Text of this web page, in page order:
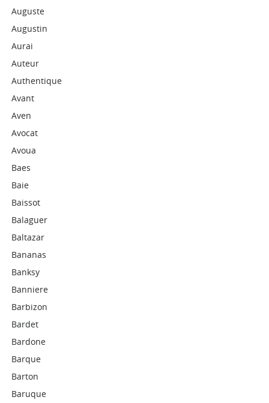
Auguste
Augustin
Aurai
Auteur
Authentique
Avant
Aven
Avocat
Avoua
Baes
Baie
Baissot
Balaguer
Baltazar
Bananas
Banksy
Banniere
Barbizon
Bardet
Bardone
Barque
Barton
Baruque